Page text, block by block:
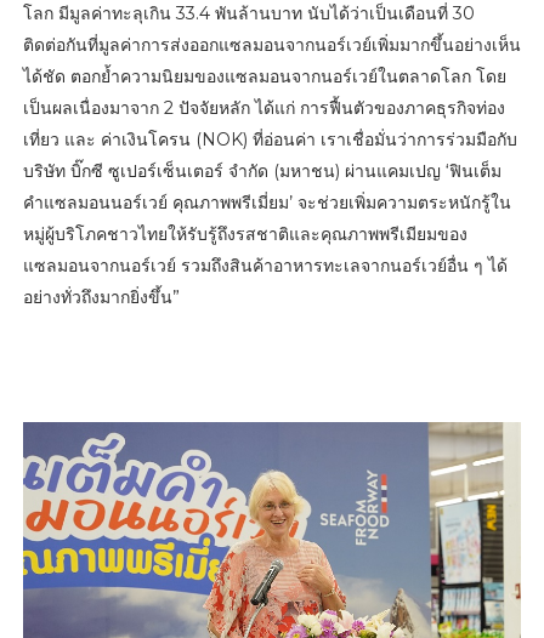
โลก มีมูลค่าทะลุเกิน 33.4 พันล้านบาท นับได้ว่าเป็นเดือนที่ 30
ติดต่อกันที่มูลค่าการส่งออกแซลมอนจากนอร์เวย์เพิ่มมากขึ้นอย่างเห็น
ได้ชัด ตอกย้ำความนิยมของแซลมอนจากนอร์เวย์ในตลาดโลก โดย
เป็นผลเนื่องมาจาก 2 ปัจจัยหลัก ได้แก่ การฟื้นตัวของภาคธุรกิจท่อง
เที่ยว และ ค่าเงินโครน (NOK) ที่อ่อนค่า เราเชื่อมั่นว่าการร่วมมือกับ
บริษัท บิ๊กซี ซูเปอร์เซ็นเตอร์ จำกัด (มหาชน) ผ่านแคมเปญ ‘ฟินเต็ม
คำแซลมอนนอร์เวย์ คุณภาพพรีเมี่ยม’ จะช่วยเพิ่มความตระหนักรู้ใน
หมู่ผู้บริโภคชาวไทยให้รับรู้ถึงรสชาติและคุณภาพพรีเมียมของ
แซลมอนจากนอร์เวย์ รวมถึงสินค้าอาหารทะเลจากนอร์เวย์อื่น ๆ ได้
อย่างทั่วถึงมากยิ่งขึ้น”